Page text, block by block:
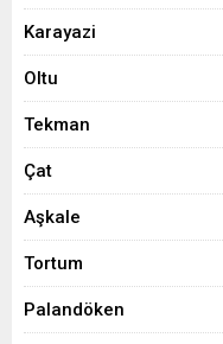
Karayazi
Oltu
Tekman
Çat
Aşkale
Tortum
Palandöken